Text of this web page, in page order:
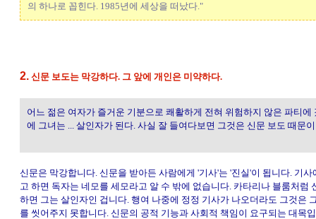
의 하나로 꼽힌다. 1985년에 세상을 떠났다."
2. 신문 보도는 막강하다. 그 앞에 개인은 미약하다.
어느 젊은 여자가 즐거운 기분으로 쾌활하게 전혀 위험하지 않은 파티에
에 그녀는 ... 살인자가 된다. 사실 잘 들여다보면 그것은 신문 보도 때문
신문은 막강합니다. 신문을 받아든 사람에게 '기사'는 '진실'이 됩니다. 기
고 하면 독자는 네모를 세모라고 알 수 밖에 없습니다. 카타리나 블룸처럼
하면 그는 살인자인 겁니다. 행여 나중에 정정 기사가 나오더라도 그것은
를 씻어주지 못합니다. 신문의 공적 기능과 사회적 책임이 요구되는 대목